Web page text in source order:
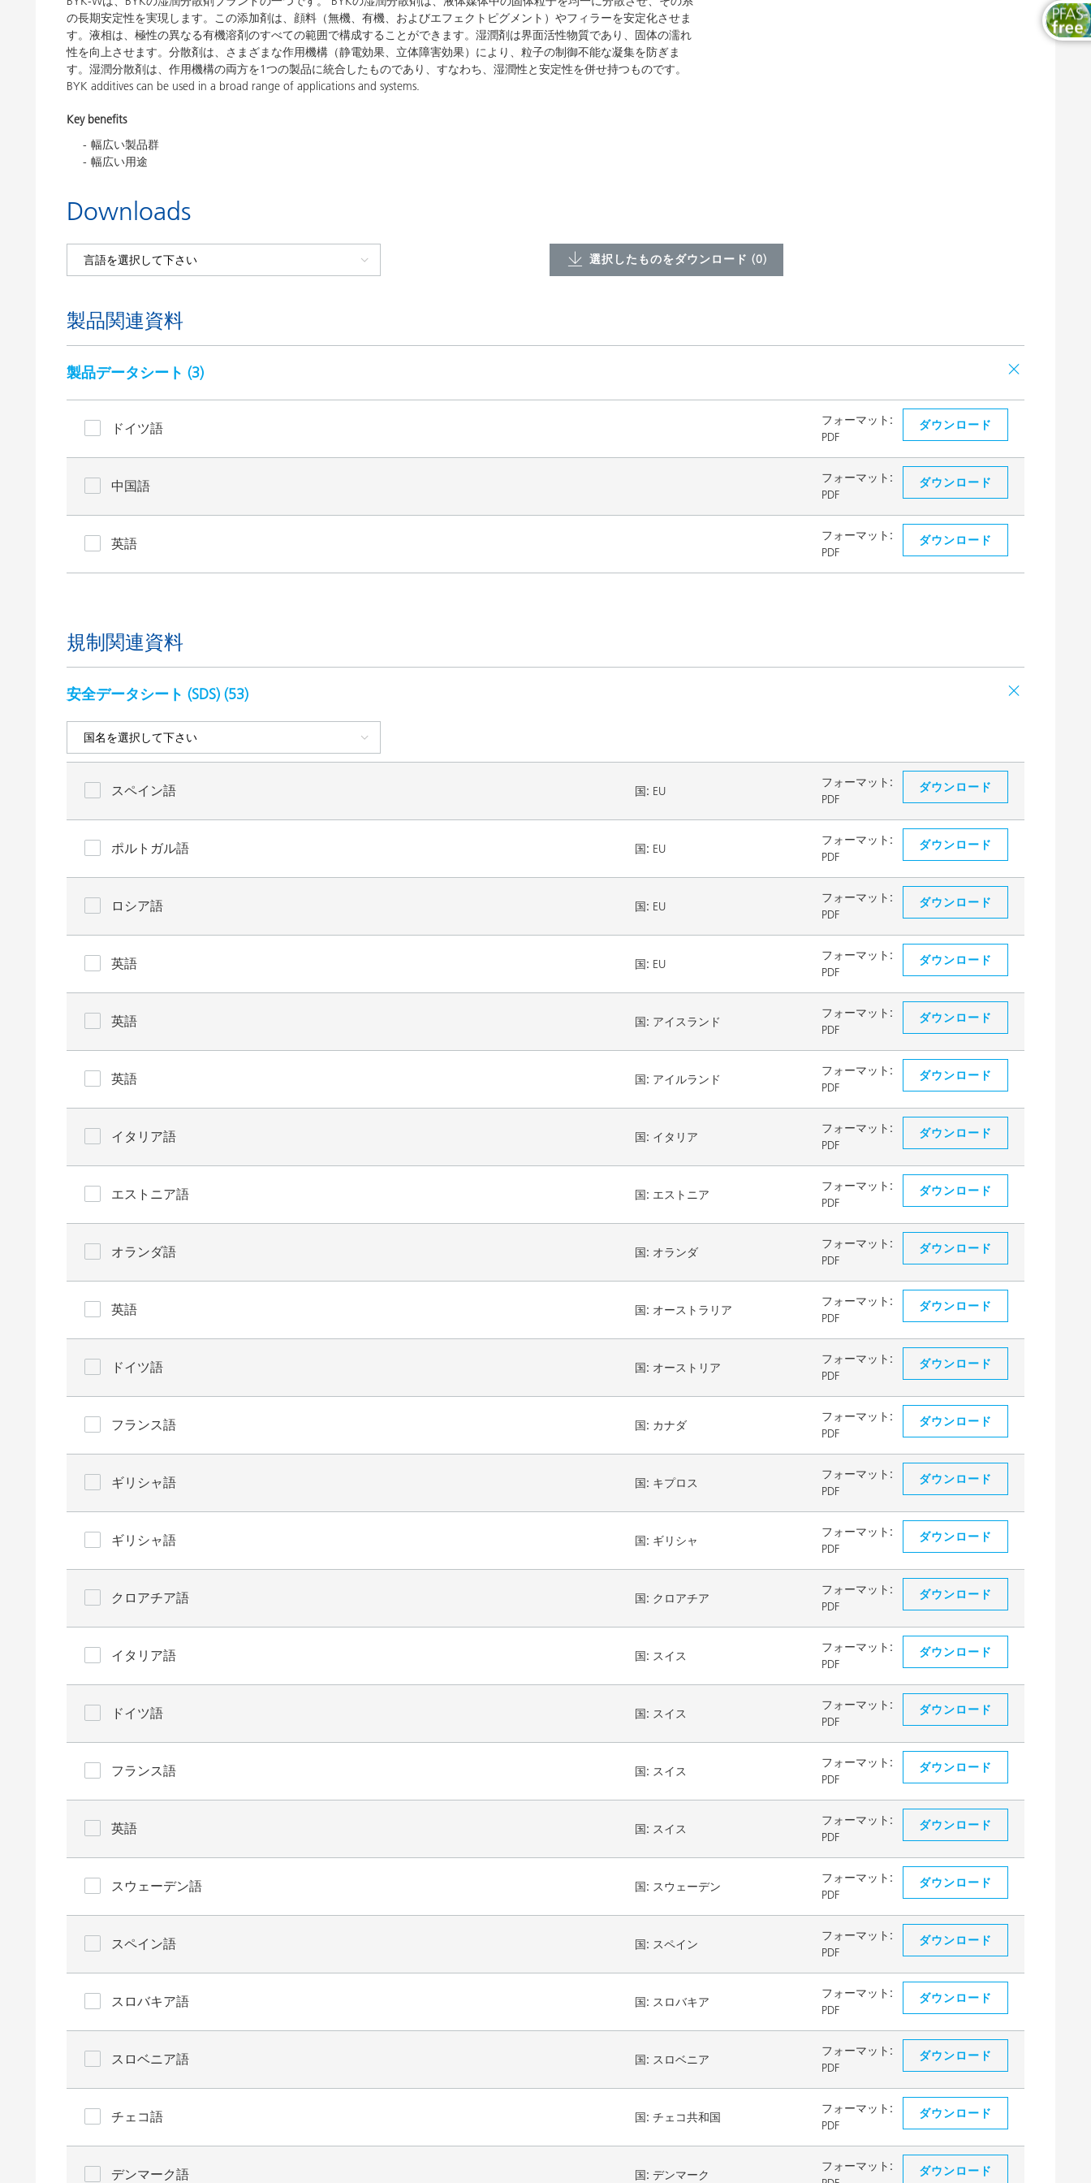
の長期安定性を実現します。この添加剤は、顔料（無機、有機、およびエフェクトピグメント）やフィラーを安定化させま
す。液相は、極性の異なる有機溶剤のすべての範囲で構成することができます。湿潤剤は界面活性物質であり、固体の濡れ
性を向上させます。分散剤は、さまざまな作用機構（静電効果、立体障害効果）により、粒子の制御不能な凝集を防ぎま
す。湿潤分散剤は、作用機構の両方を1つの製品に統合したものであり、すなわち、湿潤性と安定性を併せ持つものです。
BYK additives can be used in a broad range of applications and systems.
Key benefits
幅広い製品群
幅広い用途
Downloads
選択したものをダウンロード (0)
製品関連資料
製品データシート (3)
ドイツ語
フォーマット:
PDF
ダウンロード
中国語
フォーマット:
PDF
ダウンロード
英語
フォーマット:
PDF
ダウンロード
規制関連資料
安全データシート (SDS) (53)
スペイン語 国: EU
フォーマット:
PDF
ダウンロード
ポルトガル語 国: EU
フォーマット:
PDF
ダウンロード
ロシア語 国: EU
フォーマット:
PDF
ダウンロード
英語 国: EU
フォーマット:
PDF
ダウンロード
英語 国: アイスランド
フォーマット:
PDF
ダウンロード
英語 国: アイルランド
フォーマット:
PDF
ダウンロード
イタリア語 国: イタリア
フォーマット:
PDF
ダウンロード
エストニア語 国: エストニア
フォーマット:
PDF
ダウンロード
オランダ語 国: オランダ
フォーマット:
PDF
ダウンロード
英語 国: オーストラリア
フォーマット:
PDF
ダウンロード
ドイツ語 国: オーストリア
フォーマット:
PDF
ダウンロード
フランス語 国: カナダ
フォーマット:
PDF
ダウンロード
ギリシャ語 国: キプロス
フォーマット:
PDF
ダウンロード
ギリシャ語 国: ギリシャ
フォーマット:
PDF
ダウンロード
クロアチア語 国: クロアチア
フォーマット:
PDF
ダウンロード
イタリア語 国: スイス
フォーマット:
PDF
ダウンロード
ドイツ語 国: スイス
フォーマット:
PDF
ダウンロード
フランス語 国: スイス
フォーマット:
PDF
ダウンロード
英語 国: スイス
フォーマット:
PDF
ダウンロード
スウェーデン語 国: スウェーデン
フォーマット:
PDF
ダウンロード
スペイン語 国: スペイン
フォーマット:
PDF
ダウンロード
スロバキア語 国: スロバキア
フォーマット:
PDF
ダウンロード
スロベニア語 国: スロベニア
フォーマット:
PDF
ダウンロード
チェコ語 国: チェコ共和国
フォーマット:
PDF
ダウンロード
デンマーク語 国: デンマーク
フォーマット:
ダウンロード